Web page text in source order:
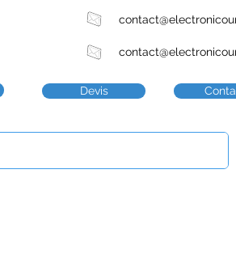
Devis